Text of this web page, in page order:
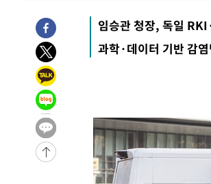
7분 전 >[속보] 뉴욕증시, 일제 하락 마감…나
-31929초 전 >
[속보]규제합리화위원회 부위
병태 후임
-28287초 전 >
[속보]국힘 윤리위, '돌려차기
-23612초 전 >
25.3%↑
-20772초 전 >
-20638초 전 >
[속보]종합특검, '관저이전 봐주
-17238초 전 >
민주 콩고 에볼라환자 4천명
-16488초 전 >
[속보]'300억원대 사기 혐의'
"미 전국적 살모네라 식중독 원
임승관 청장, 독일
과학·데이터 기반 감